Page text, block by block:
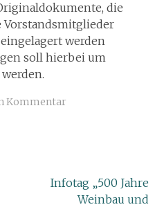
die
werden
soll hierbei um
Kommentar
Infotag „500 Jahre
Weinbau und